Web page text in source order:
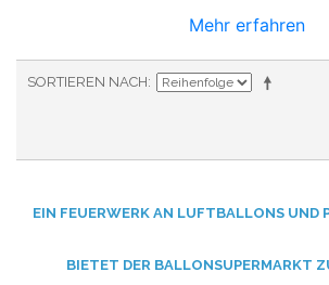
Mehr erfahren
SORTIEREN NACH
EIN FEUERWERK AN LUFTBALLONS UND
BIETET DER BALLONSUPERMARKT